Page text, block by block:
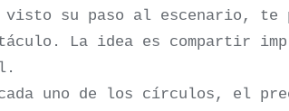
su paso al escenario, te
La idea es compartir
uno de los círculos, el